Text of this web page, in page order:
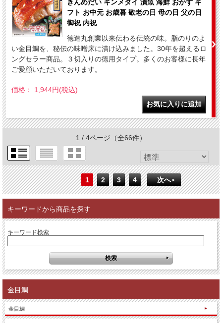
きんめだい キンメダイ 漬魚 海鮮 おかず ギ
フト お中元 お歳暮 敬老の日 母の日 父の日
御祝 内祝
徳造丸創業以来伝わる伝統の味。脂のりのよ
い金目鯛を、秘伝の味噌床に漬け込みました。30年を超えるロ
ングセラー商品。３切入りの徳用タイプ。多くのお客様に長年
ご愛顧いただいております。
価格： 1,944円(税込)
1 / 4ページ （全66件）
1 2 3 4 次へ
キーワードから商品を探す
キーワード検索
金目鯛
金目鯛